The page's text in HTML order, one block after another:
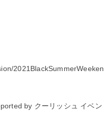
2021BlackSummerWeeken
by クーリッシュ イベン